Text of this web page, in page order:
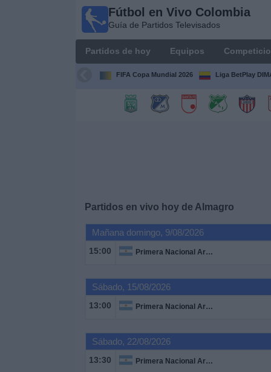
Fútbol en Vivo Colombia
Guía de Partidos Televisados
Partidos de hoy Equipos
FIFA Copa Mundial 2026 Liga BetPlay
Partidos en vivo hoy de Almagro
Mañana domingo, 9/08/2026
15:00 Primera Nacional Argentina
Sábado, 15/08/2026
13:00 Primera Nacional Argentina
Sábado, 22/08/2026
13:30 Primera Nacional Argentina
Fútbol en
Colombia